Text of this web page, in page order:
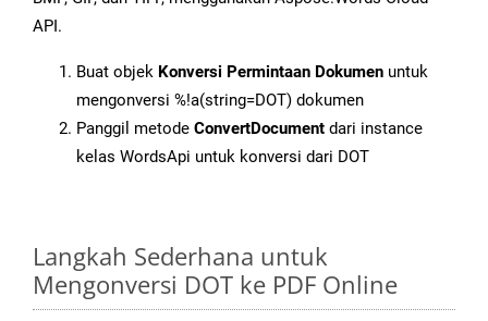
API.
Buat objek Konversi Permintaan Dokumen untuk
mengonversi %!a(string=DOT) dokumen
Panggil metode ConvertDocument dari instance
kelas WordsApi untuk konversi dari DOT
Langkah Sederhana untuk
Mengonversi DOT ke PDF Online